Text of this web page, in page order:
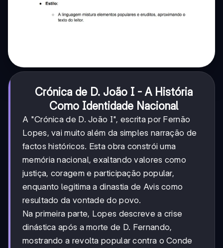
Crónica de D. João I - A História
Como Identidade Nacional
A "Crónica de D. João I", escrita por Fernão
Lopes, vai muito além da simples narração de
factos históricos. Esta obra constrói uma
memória nacional, exaltando valores como
justiça, coragem e participação popular,
enquanto legitima a dinastia de Avis como
resultado da vontade do povo.
Na primeira parte, Lopes descreve a crise
dinástica após a morte de D. Fernando,
mostrando a revolta popular contra o Conde